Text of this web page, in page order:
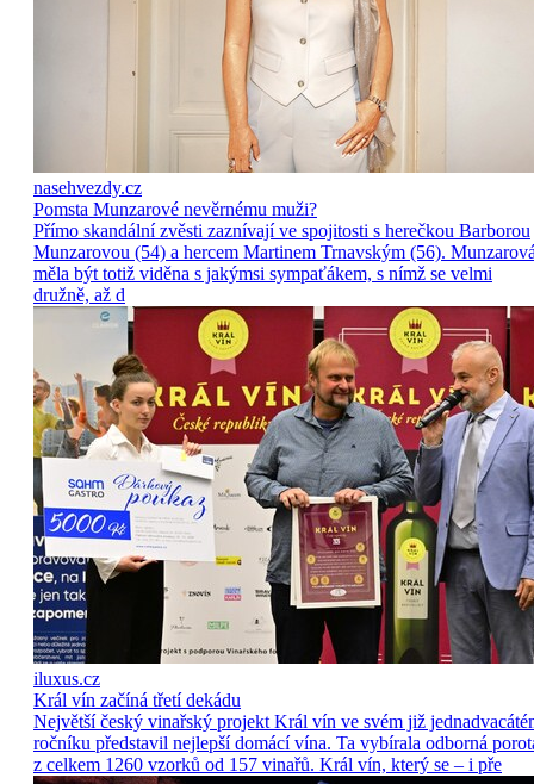
nasehvezdy.cz
Pomsta Munzarové nevěrnému muži?
Přímo skandální zvěsti zaznívají ve spojitosti s herečkou Barborou
Munzarovou (54) a hercem Martinem Trnavským (56).
měla být totiž viděna s jakýmsi sympaťákem, s nímž se velmi
družně, až d
iluxus.cz
Král vín začíná třetí dekádu
Největší český vinařský projekt Král vín ve svém již
ročníku představil nejlepší domácí vína. Ta vybírala odborná
z celkem 1260 vzorků od 157 vinařů. Král vín, který se – i pře